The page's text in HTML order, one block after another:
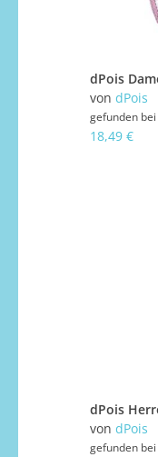
von dPois
gefunden bei
18,49 €
von dPois
gefunden bei